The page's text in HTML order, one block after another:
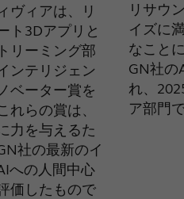
ヴィアは、リ
ト3Dアプリと
リーミング部
ンテリジェン
ベーター賞を
れらの賞は、
力を与えるた
社の最新のイ
への人間中心
価したもので
リサウ
イズに
なこと
GN社の
れ、
ア部門